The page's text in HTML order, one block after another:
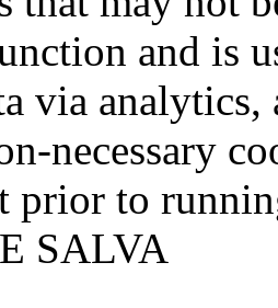
and is
via analytics,
necessary
prior to
SALVA